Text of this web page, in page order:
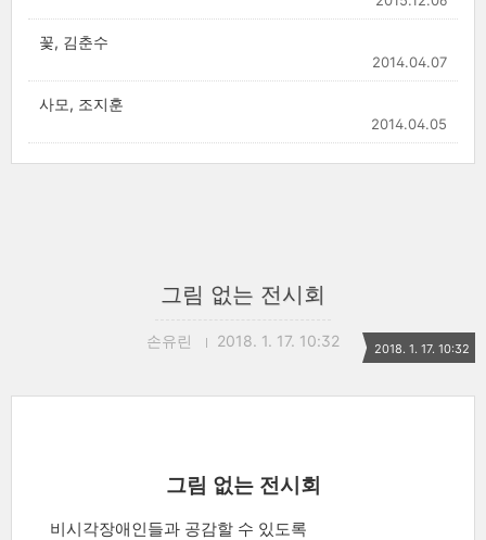
꽃, 김춘수
2014.04.07
사모, 조지훈
2014.04.05
그림 없는 전시회
손유린 2018. 1. 17. 10:32 2018. 1. 17. 10:32
그림 없는 전시회
비시각장애인들과 공감할 수 있도록